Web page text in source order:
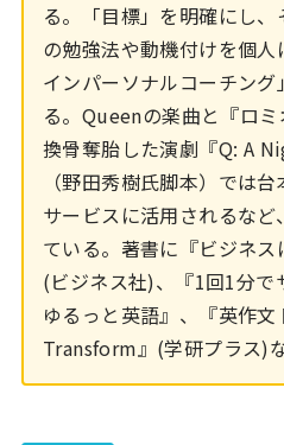
る。「目標」を明確にし
の勉強法や動機付けを個
インパーソナルコーチン
る。Queenの楽曲と『ロ
換骨奪胎した演劇『Q: A
（野田秀樹氏脚本）では
サービスに活用されるな
ている。著書に『ビジネス
(ビジネス社)、『1回1分で
ゆるっと英語』、『英作
Transform』(学研プラス)